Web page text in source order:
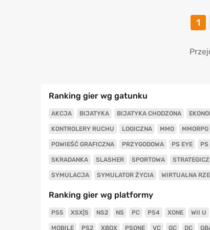
1
Ranking gier wg gatunku
AKCJA BIJATYKA BIJATYKA CHODZONA
KONTROLERY RUCHU LOGICZNA MMO MMORPG
POWIEŚĆ GRAFICZNA PRZYGODOWA PS EYE PS
SKRADANKA SLASHER SPORTOWA
SYMULACJA SYMULATOR ŻYCIA WIRTUALNA
Ranking gier wg platformy
PS5 XSX|S NS2 NS PC PS4 XONE WII U
MOBILE PS2 XBOX PSONE VC GC DC